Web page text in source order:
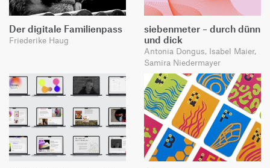
Der digitale Familienpass
Friederike Haug
siebenmeter – durch dünn
und dick
Antonia Dongus, Isabel Maier,
Samira Niedermayer